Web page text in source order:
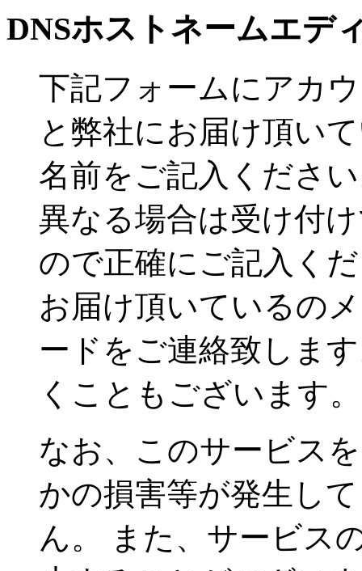
DNSホストネームエデ
下記フォームにアカ
と弊社にお届け頂い
名前をご記入くださ
異なる場合は受け付
ので正確にご記入く
お届け頂いているの
ードをご連絡致しま
くこともございます。
なお、このサービス
かの損害等が発生し
ん。 また、サービス